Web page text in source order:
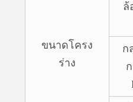
ขนาดโครง
ร่าง
ล้
ก